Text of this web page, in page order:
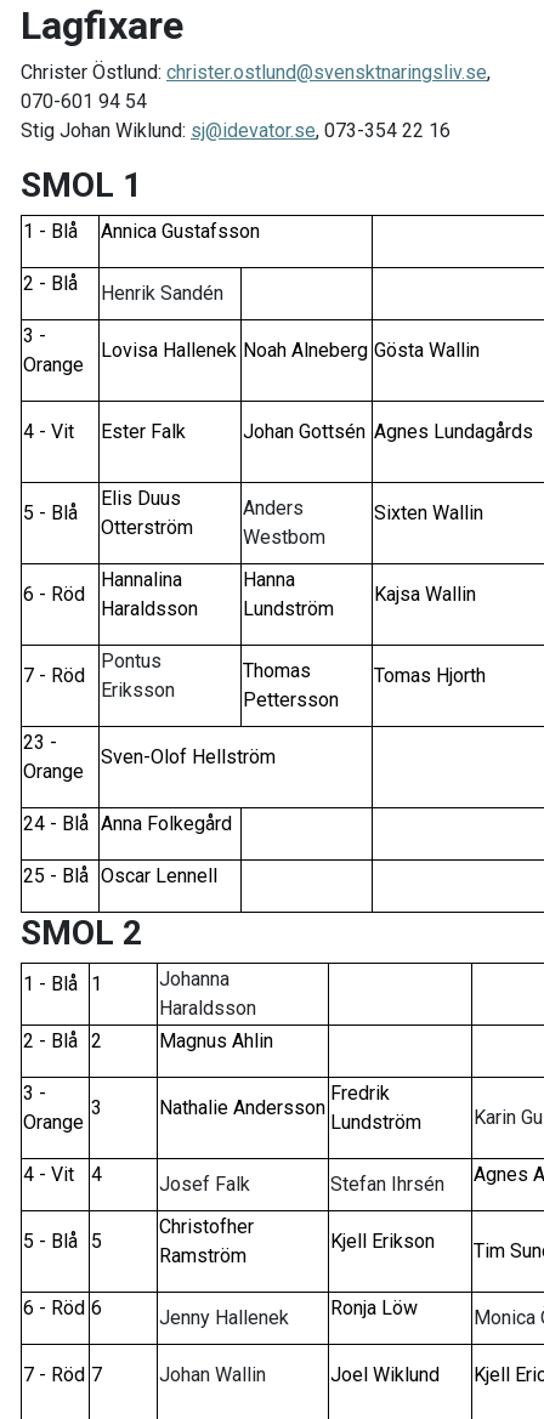
Lagfixare
Christer Östlund: christer.ostlund@svensktnaringsliv.se,
070-601 94 54
Stig Johan Wiklund: sj@idevator.se, 073-354 22 16
SMOL 1
1 - Blå Annica Gustafsson
2 - Blå
Henrik Sandén
3 -
Orange
Lovisa Hallenek Noah Alneberg Gösta Wallin
4 - Vit Ester Falk Johan Gottsén Agnes Lundagårds
5 - Blå
Elis Duus
Otterström
Anders
Westbom
Sixten Wallin
6 - Röd
Hannalina
Haraldsson
Hanna
Lundström
Kajsa Wallin
7 - Röd
Pontus
Eriksson
Thomas
Pettersson
Tomas Hjorth
23 -
Orange
Sven-Olof Hellström
24 - Blå Anna Folkegård
25 - Blå Oscar Lennell
SMOL 2
1 - Blå 1
Johanna
Haraldsson
2 - Blå 2 Magnus Ahlin
3 -
Orange
3 Nathalie Andersson
Fredrik
Lundström
Karin
4 - Vit 4 Josef Falk Stefan Ihrsén Agnes
5 - Blå 5
Christofher
Ramström
Kjell Erikson Tim
6 - Röd 6 Jenny Hallenek Ronja Löw Monica
7 - Röd 7 Johan Wallin Joel Wiklund Kjell